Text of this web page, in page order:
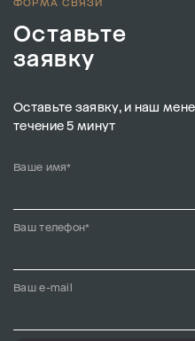
ФОРМА СВЯЗИ
Оставьте
заявку
Оставьте заявку, и наш
течение 5 минут
Ваше имя*
Ваш телефон*
Ваш e-mail